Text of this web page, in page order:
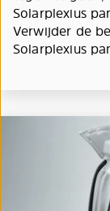
Solarplexius
Verwijder de
Solarplexius